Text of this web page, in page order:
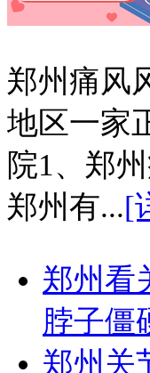
郑州痛风
地区一家
院1、郑
郑州有...[
郑州看
脖子僵
郑州关